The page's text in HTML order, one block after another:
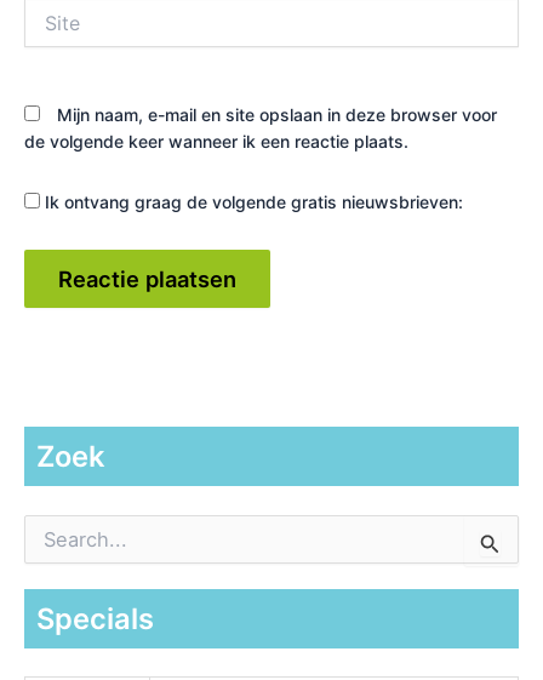
Mijn naam, e-mail en site opslaan in deze browser voor
de volgende keer wanneer ik een reactie plaats.
Ik ontvang graag de volgende gratis nieuwsbrieven:
Zoek
a
Specials